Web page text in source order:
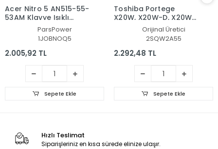
Acer Nitro 5 AN515-55-
53AM Klavye Işıklı
(Siyah TR)ParsPower
1JOBNOQ5
2.005,92 TL
Sepete Ekle
Toshiba Portege
X20W, X20W-D, X20W-
E Adaptör Şarj Aleti-
Orijinal Üretici
2SQW2A55
2.292,48 TL
Sepete Ekle
Hızlı Teslimat
Siparişleriniz en kısa sürede elinize ulaşır.